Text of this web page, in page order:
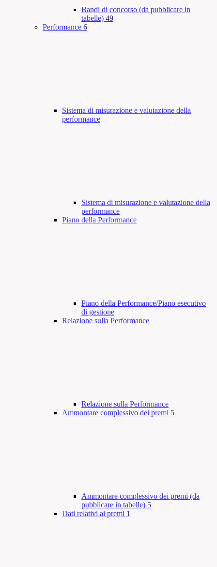
Bandi di concorso (da pubblicare in
tabelle) 49
Performance 6
Sistema di misurazione e valutazione della
performance
Sistema di misurazione e valutazione della
performance
Piano della Performance
Piano della Performance/Piano esecutivo
di gestione
Relazione sulla Performance
Relazione sulla Performance
Ammontare complessivo dei premi 5
Ammontare complessivo dei premi (da
pubblicare in tabelle) 5
Dati relativi ai premi 1